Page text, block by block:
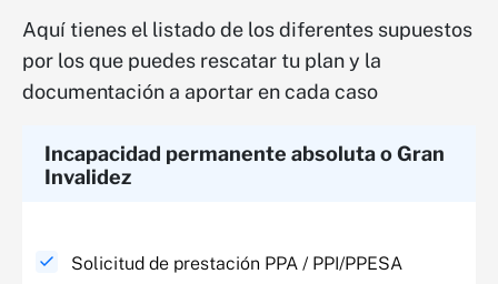
Aquí tienes el listado de los diferentes supuestos
por los que puedes rescatar tu plan y la
documentación a aportar en cada caso
Incapacidad permanente absoluta o Gran
Invalidez​
Solicitud de prestación PPA / PPI/PPESA